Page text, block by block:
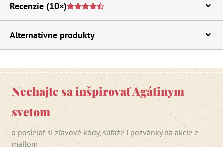
Recenzie (10×)
Alternatívne produkty
Nechajte sa inšpirovať Agátinym
svetom
a posielať si zľavové kódy, súťaže i pozvánky na akcie e-
mailom